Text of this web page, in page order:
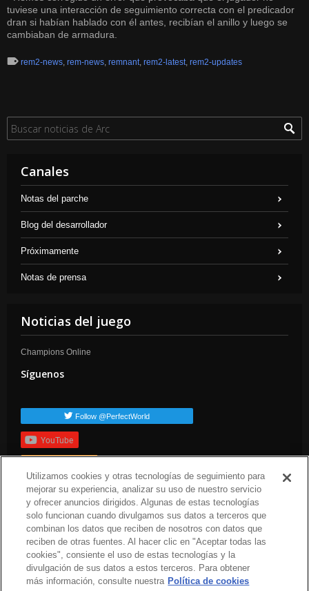
tuviese una interacción de seguimiento correcta con el predicador
dran si habían hablado con él antes, recibían el anillo y luego se
cambiaban de armadura.
rem2-news, rem-news, remnant, rem2-latest, rem2-updates
Canales
Notas del parche
Blog del desarrollador
Próximamente
Notas de prensa
Noticias del juego
Champions Online
Síguenos
Follow @PerfectWorld
YouTube
Etiquetas populares
press-release arc-news
Utilizamos cookies y otras tecnologías de seguimiento para
mejorar su experiencia, analizar su uso de nuestro servicio
y ofrecer anuncios dirigidos. Algunas de estas tecnologías
solo funcionan cuando divulgamos sus datos a terceros que
combinan los datos que reciben de nosotros con datos que
reciben de otras fuentes. Al hacer clic en "Aceptar todas las
cookies", consiente el uso de estas tecnologías y la
divulgación de sus datos a estos terceros. Para obtener
más información, consulte nuestra Política de cookies